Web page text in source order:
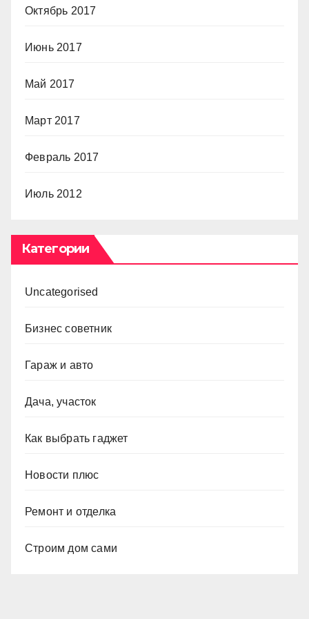
Октябрь 2017
Июнь 2017
Май 2017
Март 2017
Февраль 2017
Июль 2012
Категории
Uncategorised
Бизнес советник
Гараж и авто
Дача, участок
Как выбрать гаджет
Новости плюс
Ремонт и отделка
Строим дом сами